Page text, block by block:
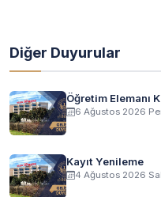
Diğer Duyurular
Öğretim Elemanı
6 Ağustos 2026
Kayıt Yenileme
4 Ağustos 2026